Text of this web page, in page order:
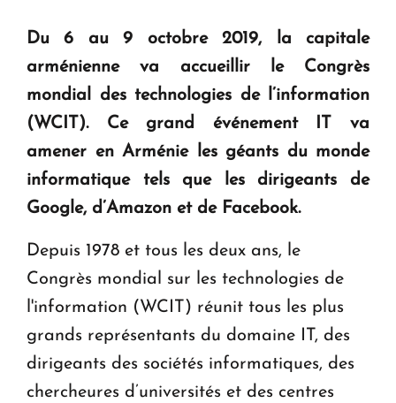
" Tant qu'il n'existe pas d'alternative concrète, la
question d'un référendum ne se pose pas. "
KASA : 30 ans d'audace, de résilience et d'avenir
en Arménie
ouvrira ses portes à Dilijan
Du 6 au 9 octobre 2019, la capitale
arménienne va accueillir le Congrès
mondial des technologies de l’information
(WCIT).
Ce grand événement IT va
amener en Arménie les géants du monde
informatique tels que les dirigeants de
Google, d’Amazon et de Facebook.
Depuis 1978 et tous les deux ans, le
Congrès mondial sur les technologies de
l'information (WCIT) réunit tous les plus
grands représentants du domaine IT, des
dirigeants des sociétés informatiques, des
chercheures d’universités et des centres